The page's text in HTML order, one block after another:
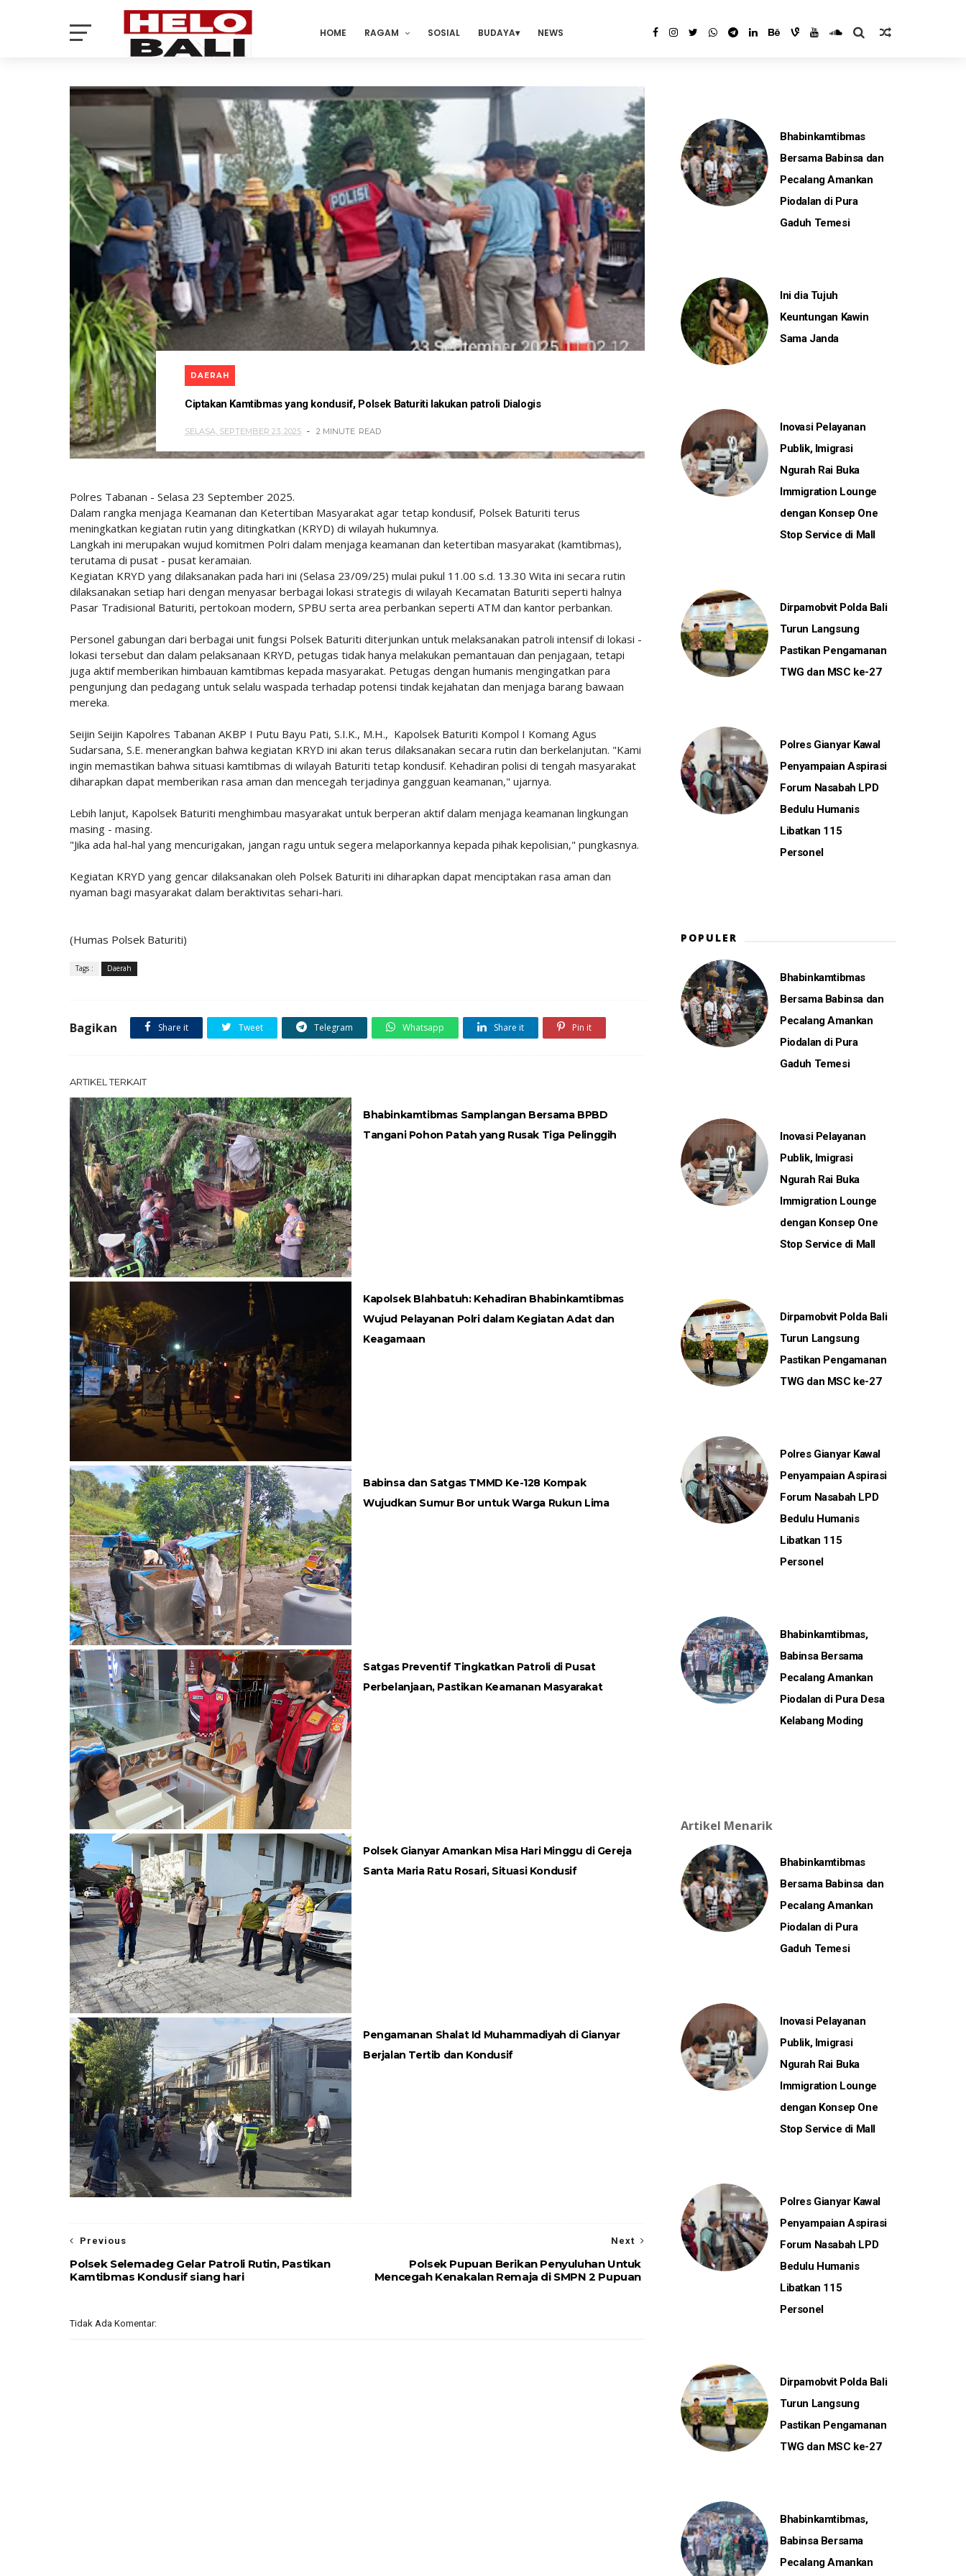
HOME RAGAM SOSIAL BUDAYA NEWS
DAERAH
Ciptakan Kamtibmas yang kondusif, Polsek Baturiti lakukan patroli Dialogis
SELASA, SEPTEMBER 23, 2025 2 MINUTE READ
Polres Tabanan - Selasa 23 September 2025.
Dalam rangka menjaga Keamanan dan Ketertiban Masyarakat agar tetap kondusif, Polsek Baturiti terus
meningkatkan kegiatan rutin yang ditingkatkan (KRYD) di wilayah hukumnya.
Langkah ini merupakan wujud komitmen Polri dalam menjaga keamanan dan ketertiban masyarakat (kamtibmas),
terutama di pusat - pusat keramaian.
Kegiatan KRYD yang dilaksanakan pada hari ini (Selasa 23/09/25) mulai pukul 11.00 s.d. 13.30 Wita ini secara rutin
dilaksanakan setiap hari dengan menyasar berbagai lokasi strategis di wilayah Kecamatan Baturiti seperti halnya
Pasar Tradisional Baturiti, pertokoan modern, SPBU serta area perbankan seperti ATM dan kantor perbankan.
Personel gabungan dari berbagai unit fungsi Polsek Baturiti diterjunkan untuk melaksanakan patroli intensif di lokasi -
lokasi tersebut dan dalam pelaksanaan KRYD, petugas tidak hanya melakukan pemantauan dan penjagaan, tetapi
juga aktif memberikan himbauan kamtibmas kepada masyarakat. Petugas dengan humanis mengingatkan para
pengunjung dan pedagang untuk selalu waspada terhadap potensi tindak kejahatan dan menjaga barang bawaan
mereka.
Seijin Seijin Kapolres Tabanan AKBP I Putu Bayu Pati, S.I.K., M.H., Kapolsek Baturiti Kompol I Komang Agus
Sudarsana, S.E. menerangkan bahwa kegiatan KRYD ini akan terus dilaksanakan secara rutin dan berkelanjutan. "Kami
ingin memastikan bahwa situasi kamtibmas di wilayah Baturiti tetap kondusif. Kehadiran polisi di tengah masyarakat
diharapkan dapat memberikan rasa aman dan mencegah terjadinya gangguan keamanan," ujarnya.
Lebih lanjut, Kapolsek Baturiti menghimbau masyarakat untuk berperan aktif dalam menjaga keamanan lingkungan
masing - masing.
"Jika ada hal-hal yang mencurigakan, jangan ragu untuk segera melaporkannya kepada pihak kepolisian," pungkasnya.
Kegiatan KRYD yang gencar dilaksanakan oleh Polsek Baturiti ini diharapkan dapat menciptakan rasa aman dan
nyaman bagi masyarakat dalam beraktivitas sehari-hari.
(Humas Polsek Baturiti)
Tags : Daerah
Bagikan Share it Tweet Telegram Whatsapp Share it Pin it
ARTIKEL TERKAIT
Bhabinkamtibmas Samplangan Bersama BPBD
Tangani Pohon Patah yang Rusak Tiga Pelinggih
Kapolsek Blahbatuh: Kehadiran Bhabinkamtibmas
Wujud Pelayanan Polri dalam Kegiatan Adat dan
Keagamaan
Babinsa dan Satgas TMMD Ke-128 Kompak
Wujudkan Sumur Bor untuk Warga Rukun Lima
Satgas Preventif Tingkatkan Patroli di Pusat
Perbelanjaan, Pastikan Keamanan Masyarakat
Polsek Gianyar Amankan Misa Hari Minggu di Gereja
Santa Maria Ratu Rosari, Situasi Kondusif
Pengamanan Shalat Id Muhammadiyah di Gianyar
Berjalan Tertib dan Kondusif
Next
Polsek Pupuan Berikan Penyuluhan Untuk
Mencegah Kenakalan Remaja di SMPN 2 Pupuan
Previous
Polsek Selemadeg Gelar Patroli Rutin, Pastikan
Kamtibmas Kondusif siang hari
Tidak Ada Komentar:
Bhabinkamtibmas
Bersama Babinsa dan
Pecalang Amankan
Piodalan di Pura
Gaduh Temesi
Ini dia Tujuh
Keuntungan Kawin
Sama Janda
Inovasi Pelayanan
Publik, Imigrasi
Ngurah Rai Buka
Immigration Lounge
dengan Konsep One
Stop Service di Mall
Dirpamobvit Polda Bali
Turun Langsung
Pastikan Pengamanan
TWG dan MSC ke-27
Polres Gianyar Kawal
Penyampaian Aspirasi
Forum Nasabah LPD
Bedulu Humanis
Libatkan 115
Personel
POPULER
Bhabinkamtibmas
Bersama Babinsa dan
Pecalang Amankan
Piodalan di Pura
Gaduh Temesi
Inovasi Pelayanan
Publik, Imigrasi
Ngurah Rai Buka
Immigration Lounge
dengan Konsep One
Stop Service di Mall
Dirpamobvit Polda Bali
Turun Langsung
Pastikan Pengamanan
TWG dan MSC ke-27
Polres Gianyar Kawal
Penyampaian Aspirasi
Forum Nasabah LPD
Bedulu Humanis
Libatkan 115
Personel
Bhabinkamtibmas,
Babinsa Bersama
Pecalang Amankan
Piodalan di Pura Desa
Kelabang Moding
Artikel Menarik
Bhabinkamtibmas
Bersama Babinsa dan
Pecalang Amankan
Piodalan di Pura
Gaduh Temesi
Inovasi Pelayanan
Publik, Imigrasi
Ngurah Rai Buka
Immigration Lounge
dengan Konsep One
Stop Service di Mall
Polres Gianyar Kawal
Penyampaian Aspirasi
Forum Nasabah LPD
Bedulu Humanis
Libatkan 115
Personel
Dirpamobvit Polda Bali
Turun Langsung
Pastikan Pengamanan
TWG dan MSC ke-27
Bhabinkamtibmas,
Babinsa Bersama
Pecalang Amankan